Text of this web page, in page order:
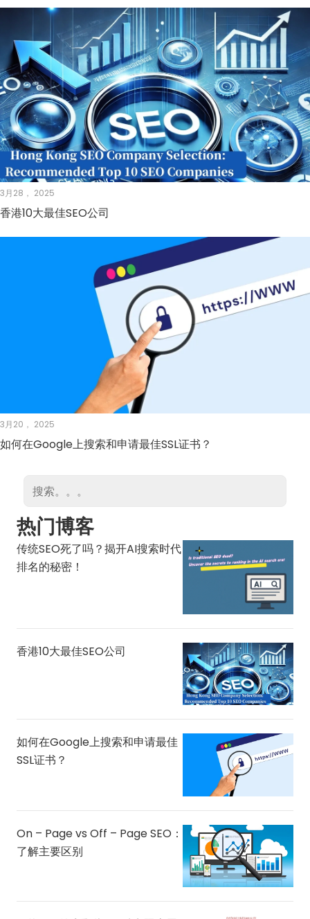
3月28， 2025
香港10大最佳SEO公司
3月20， 2025
如何在Google上搜索和申请最佳SSL证书？
热门博客
传统SEO死了吗？揭开AI搜索时代
排名的秘密！
香港10大最佳SEO公司
如何在Google上搜索和申请最佳
SSL证书？
On – Page vs Off – Page SEO：
了解主要区别